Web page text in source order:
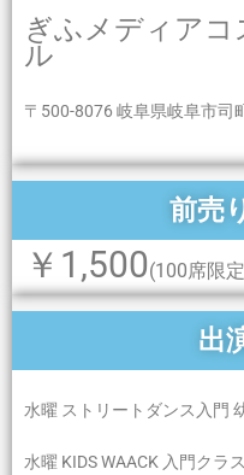
ぎふメディア
ル
〒 500-8076 岐阜県岐阜市司
前売
￥1,500(100席限
出
水曜 ストリートダンス入門
水曜 KIDS WAACK 入門クラス